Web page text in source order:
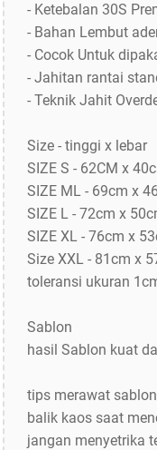
- Ketebalan 30S
- Bahan Lembut
- Cocok Untuk
- Jahitan rantai
- Teknik Jahit
Size - tinggi x lebar
SIZE S - 62CM x
SIZE ML - 69cm x
SIZE L - 72cm x
SIZE XL - 76cm x
Size XXL - 81cm x
toleransi ukuran
Sablon
hasil Sablon kuat
tips merawat
balik kaos saat
jangan menyetrika